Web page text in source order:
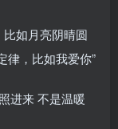
如月亮阴晴圆
律，比如我爱你”
进来 不是温暖